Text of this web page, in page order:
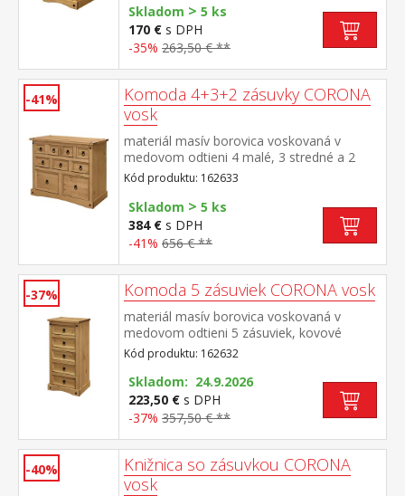
Skladom > 5 ks
170 € s DPH
-35% 263,50 € **
-41%
Komoda 4+3+2 zásuvky CORONA
vosk
materiál masív borovica voskovaná v
medovom odtieni 4 malé, 3 stredné a 2
veľké zásuvky, kovové ozdobné úchytky
súčasť zostavy Corona
Kód produktu: 162633
Skladom > 5 ks
384 € s DPH
-41% 656 € **
-37% Komoda 5 zásuviek CORONA vosk
materiál masív borovica voskovaná v
medovom odtieni 5 zásuviek, kovové
ozdobné úchytky súčasť zostavy Corona
Kód produktu: 162632
Skladom: 24.9.2026
223,50 € s DPH
-37% 357,50 € **
-40%
Knižnica so zásuvkou CORONA
vosk